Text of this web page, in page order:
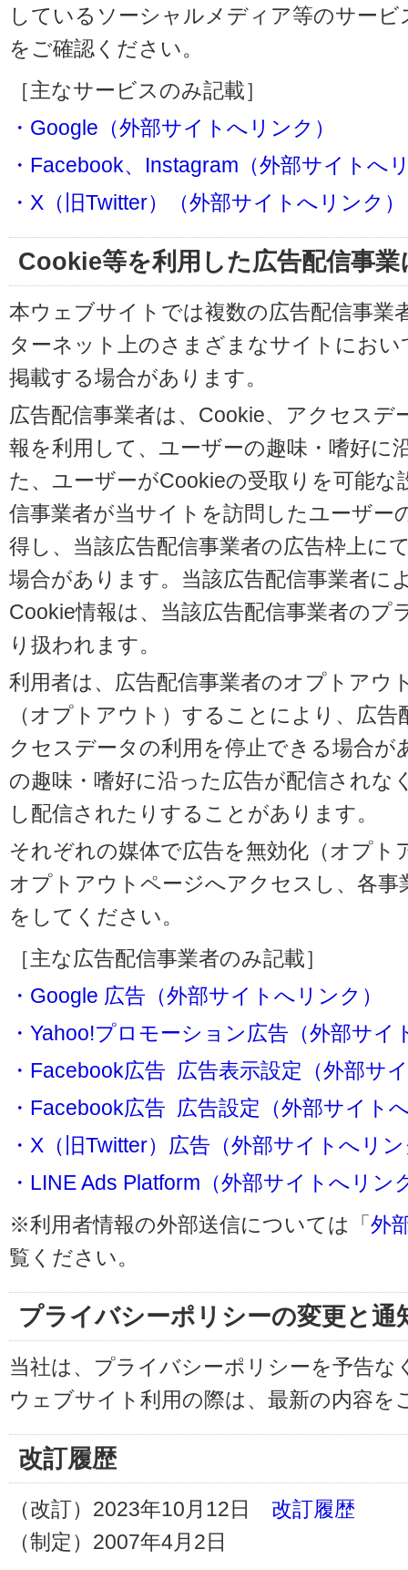
しているソーシャルメディア等のサー
をご確認ください。
［主なサービスのみ記載］
・Google（外部サイトへリンク）
・Facebook、Instagram（外部サイトへ
・X（旧Twitter）（外部サイトへリンク）
Cookie等を利用した広告配信事
本ウェブサイトでは複数の広告配信事業
ターネット上のさまざまなサイトにお
掲載する場合があります。
広告配信事業者は、Cookie、アクセスデ
報を利用して、ユーザーの趣味・嗜好に
た、ユーザーがCookieの受取りを可能
信事業者が当サイトを訪問したユーザー
得し、当該広告配信事業者の広告枠上に
場合があります。当該広告配信事業者に
Cookie情報は、当該広告配信事業者のプ
り扱われます。
利用者は、広告配信事業者のオプトアウ
（オプトアウト）することにより、広
クセスデータの利用を停止できる場合が
の趣味・嗜好に沿った広告が配信されな
し配信されたりすることがあります。
それぞれの媒体で広告を無効化（オプト
オプトアウトページへアクセスし、各
をしてください。
［主な広告配信事業者のみ記載］
・Google 広告（外部サイトへリンク）
・Yahoo!プロモーション広告（外部サイ
・Facebook広告 広告表示設定（外部サ
・Facebook広告 広告設定（外部サイト
・X（旧Twitter）広告（外部サイトへリ
・LINE Ads Platform（外部サイトへリン
※利用者情報の外部送信については「外
覧ください。
プライバシーポリシーの変更と通
当社は、プライバシーポリシーを予告
ウェブサイト利用の際は、最新の内容を
改訂履歴
（改訂）2023年10月12日 改訂履歴
（制定）2007年4月2日